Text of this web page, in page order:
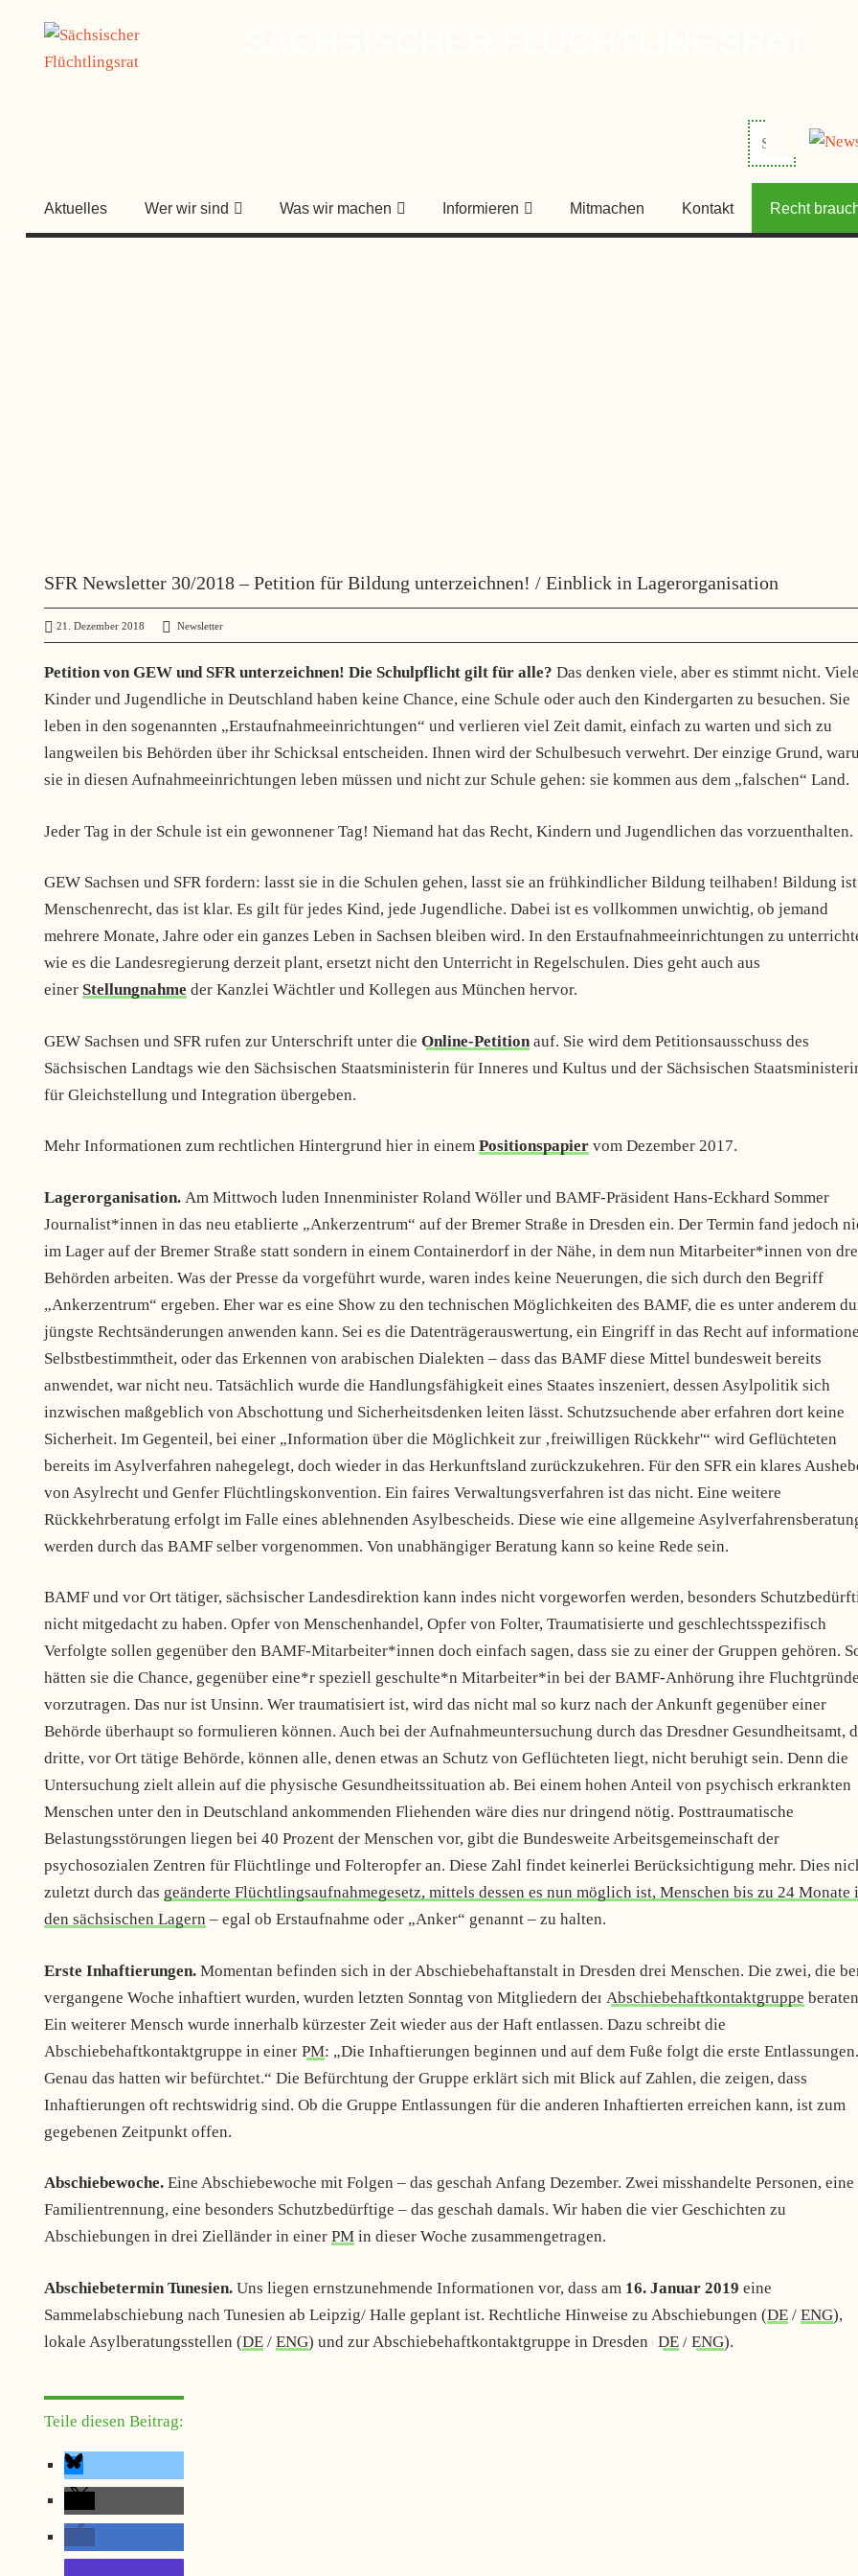
springen
Aktuelles Wer wir sind Was wir machen Informieren Mitmachen Kontakt Recht
SFR Newsletter 30/2018 – Petition für Bildung unterzeichnen! / Einblick in Lagerorganisation
21. Dezember 2018 administrator
Newsletter
Petition von GEW und SFR unterzeichnen! Die Schulpflicht gilt für alle? Das denken viele, aber es stimmt nicht. Viele
Kinder und Jugendliche in Deutschland haben keine Chance, eine Schule oder auch den Kindergarten zu besuchen. Sie
leben in den sogenannten „Erstaufnahmeeinrichtungen“ und verlieren viel Zeit damit, einfach zu warten und sich zu
langweilen bis Behörden über ihr Schicksal entscheiden. Ihnen wird der Schulbesuch verwehrt. Der einzige Grund,
sie in diesen Aufnahmeeinrichtungen leben müssen und nicht zur Schule gehen: sie kommen aus dem „falschen“ Land.
Jeder Tag in der Schule ist ein gewonnener Tag! Niemand hat das Recht, Kindern und Jugendlichen das vorzuenthalten.
GEW Sachsen und SFR fordern: lasst sie in die Schulen gehen, lasst sie an frühkindlicher Bildung teilhaben! Bildung
Menschenrecht, das ist klar. Es gilt für jedes Kind, jede Jugendliche. Dabei ist es vollkommen unwichtig, ob jemand
mehrere Monate, Jahre oder ein ganzes Leben in Sachsen bleiben wird. In den Erstaufnahmeeinrichtungen zu
wie es die Landesregierung derzeit plant, ersetzt nicht den Unterricht in Regelschulen. Dies geht auch aus
einer Stellungnahme der Kanzlei Wächtler und Kollegen aus München hervor.
GEW Sachsen und SFR rufen zur Unterschrift unter die Online-Petition auf. Sie wird dem Petitionsausschuss des
Sächsischen Landtags wie den Sächsischen Staatsministerin für Inneres und Kultus und der Sächsischen
für Gleichstellung und Integration übergeben.
Mehr Informationen zum rechtlichen Hintergrund hier in einem Positionspapier vom Dezember 2017.
Lagerorganisation. Am Mittwoch luden Innenminister Roland Wöller und BAMF-Präsident Hans-Eckhard Sommer
Journalist*innen in das neu etablierte „Ankerzentrum“ auf der Bremer Straße in Dresden ein. Der Termin fand jedoch
im Lager auf der Bremer Straße statt sondern in einem Containerdorf in der Nähe, in dem nun Mitarbeiter*innen von
Behörden arbeiten. Was der Presse da vorgeführt wurde, waren indes keine Neuerungen, die sich durch den Begriff
„Ankerzentrum“ ergeben. Eher war es eine Show zu den technischen Möglichkeiten des BAMF, die es unter anderem
jüngste Rechtsänderungen anwenden kann. Sei es die Datenträgerauswertung, ein Eingriff in das Recht auf
Selbstbestimmtheit, oder das Erkennen von arabischen Dialekten – dass das BAMF diese Mittel bundesweit bereits
anwendet, war nicht neu. Tatsächlich wurde die Handlungsfähigkeit eines Staates inszeniert, dessen Asylpolitik sich
inzwischen maßgeblich von Abschottung und Sicherheitsdenken leiten lässt. Schutzsuchende aber erfahren dort keine
Sicherheit. Im Gegenteil, bei einer „Information über die Möglichkeit zur ‚freiwilligen Rückkehr'“ wird Geflüchteten
bereits im Asylverfahren nahegelegt, doch wieder in das Herkunftsland zurückzukehren. Für den SFR ein klares
von Asylrecht und Genfer Flüchtlingskonvention. Ein faires Verwaltungsverfahren ist das nicht. Eine weitere
Rückkehrberatung erfolgt im Falle eines ablehnenden Asylbescheids. Diese wie eine allgemeine
werden durch das BAMF selber vorgenommen. Von unabhängiger Beratung kann so keine Rede sein.
BAMF und vor Ort tätiger, sächsischer Landesdirektion kann indes nicht vorgeworfen werden, besonders
nicht mitgedacht zu haben. Opfer von Menschenhandel, Opfer von Folter, Traumatisierte und geschlechtsspezifisch
Verfolgte sollen gegenüber den BAMF-Mitarbeiter*innen doch einfach sagen, dass sie zu einer der Gruppen gehören.
hätten sie die Chance, gegenüber eine*r speziell geschulte*n Mitarbeiter*in bei der BAMF-Anhörung ihre Fluchtgründe
vorzutragen. Das nur ist Unsinn. Wer traumatisiert ist, wird das nicht mal so kurz nach der Ankunft gegenüber einer
Behörde überhaupt so formulieren können. Auch bei der Aufnahmeuntersuchung durch das Dresdner Gesundheitsamt,
dritte, vor Ort tätige Behörde, können alle, denen etwas an Schutz von Geflüchteten liegt, nicht beruhigt sein. Denn die
Untersuchung zielt allein auf die physische Gesundheitssituation ab. Bei einem hohen Anteil von psychisch erkrankten
Menschen unter den in Deutschland ankommenden Fliehenden wäre dies nur dringend nötig. Posttraumatische
Belastungsstörungen liegen bei 40 Prozent der Menschen vor, gibt die Bundesweite Arbeitsgemeinschaft der
psychosozialen Zentren für Flüchtlinge und Folteropfer an. Diese Zahl findet keinerlei Berücksichtigung mehr. Dies
zuletzt durch das geänderte Flüchtlingsaufnahmegesetz, mittels dessen es nun möglich ist, Menschen bis zu 24 Monate
den sächsischen Lagern – egal ob Erstaufnahme oder „Anker“ genannt – zu halten.
Erste Inhaftierungen. Momentan befinden sich in der Abschiebehaftanstalt in Dresden drei Menschen. Die zwei, die
vergangene Woche inhaftiert wurden, wurden letzten Sonntag von Mitgliedern der Abschiebehaftkontaktgruppe
Ein weiterer Mensch wurde innerhalb kürzester Zeit wieder aus der Haft entlassen. Dazu schreibt die
Abschiebehaftkontaktgruppe in einer PM: „Die Inhaftierungen beginnen und auf dem Fuße folgt die erste Entlassungen.
Genau das hatten wir befürchtet.“ Die Befürchtung der Gruppe erklärt sich mit Blick auf Zahlen, die zeigen, dass
Inhaftierungen oft rechtswidrig sind. Ob die Gruppe Entlassungen für die anderen Inhaftierten erreichen kann, ist zum
gegebenen Zeitpunkt offen.
Abschiebewoche. Eine Abschiebewoche mit Folgen – das geschah Anfang Dezember. Zwei misshandelte Personen, eine
Familientrennung, eine besonders Schutzbedürftige – das geschah damals. Wir haben die vier Geschichten zu
Abschiebungen in drei Zielländer in einer PM in dieser Woche zusammengetragen.
Abschiebetermin Tunesien. Uns liegen ernstzunehmende Informationen vor, dass am 16. Januar 2019 eine
Sammelabschiebung nach Tunesien ab Leipzig/ Halle geplant ist. Rechtliche Hinweise zu Abschiebungen (DE / ENG),
lokale Asylberatungsstellen (DE / ENG) und zur Abschiebehaftkontaktgruppe in Dresden ( DE / ENG).
Teile diesen Beitrag: